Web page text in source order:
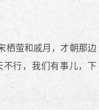
萤和戚月，才朝那边
行，我们有事儿，下